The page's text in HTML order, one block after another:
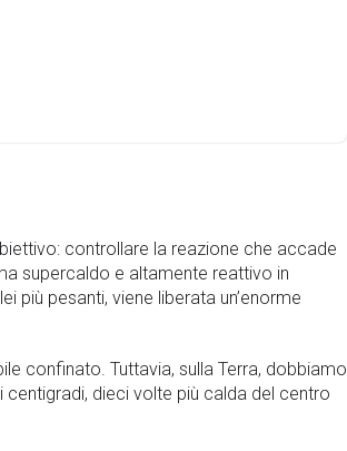
controllare la reazione che accade
supercaldo e altamente reattivo in
più pesanti, viene liberata un’enorme
confinato. Tuttavia, sulla Terra, dobbiamo
dieci volte più calda del centro